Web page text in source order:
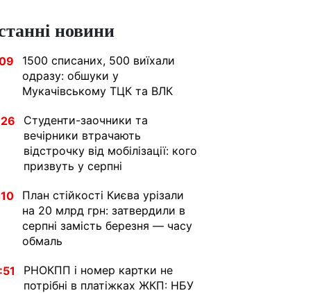
новини
1500 списаних, 500 виїхали
одразу: обшуки у
Мукачівському ТЦК та ВЛК
Студенти-заочники та
вечірники втрачають
відстрочку від мобілізації: кого
призвуть у серпні
План стійкості Києва урізали
на 20 млрд грн: затвердили в
серпні замість березня — часу
обмаль
РНОКПП і номер картки не
потрібні в платіжках ЖКП: НБУ